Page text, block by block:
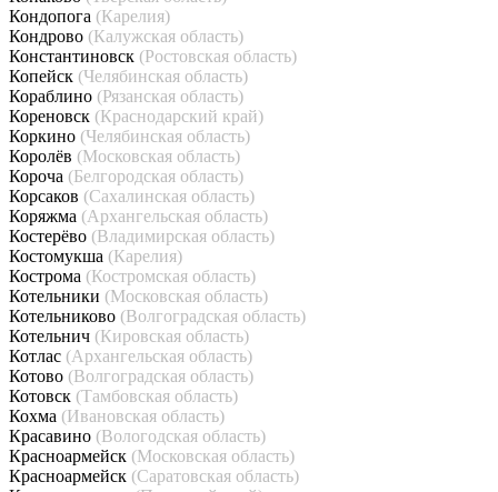
Кондопога (Карелия)
Кондрово (Калужская область)
Константиновск (Ростовская область)
Копейск (Челябинская область)
Кораблино (Рязанская область)
Кореновск (Краснодарский край)
Коркино (Челябинская область)
Королёв (Московская область)
Короча (Белгородская область)
Корсаков (Сахалинская область)
Коряжма (Архангельская область)
Костерёво (Владимирская область)
Костомукша (Карелия)
Кострома (Костромская область)
Котельники (Московская область)
Котельниково (Волгоградская область)
Котельнич (Кировская область)
Котлас (Архангельская область)
Котово (Волгоградская область)
Котовск (Тамбовская область)
Кохма (Ивановская область)
Красавино (Вологодская область)
Красноармейск (Московская область)
Красноармейск (Саратовская область)